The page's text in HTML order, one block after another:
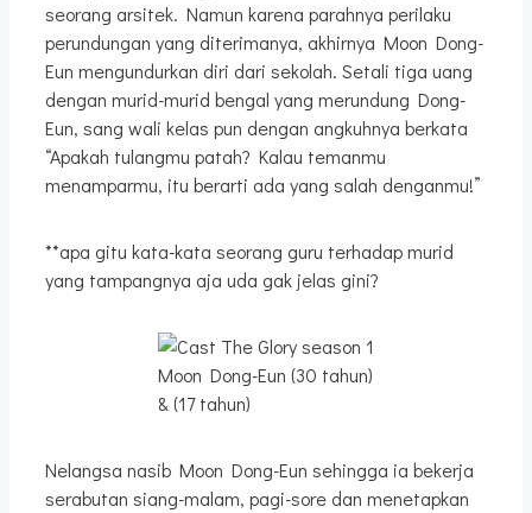
seorang arsitek. Namun karena parahnya perilaku
perundungan yang diterimanya, akhirnya Moon Dong-
Eun mengundurkan diri dari sekolah. Setali tiga uang
dengan murid-murid bengal yang merundung Dong-
Eun, sang wali kelas pun dengan angkuhnya berkata
“Apakah tulangmu patah? Kalau temanmu
menamparmu, itu berarti ada yang salah denganmu!”
**apa gitu kata-kata seorang guru terhadap murid
yang tampangnya aja uda gak jelas gini?
Moon Dong-Eun (30 tahun)
& (17 tahun)
Nelangsa nasib Moon Dong-Eun sehingga ia bekerja
serabutan siang-malam, pagi-sore dan menetapkan